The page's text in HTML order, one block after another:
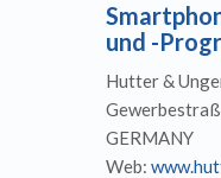
und -
Hutter &
GERMANY
Web: